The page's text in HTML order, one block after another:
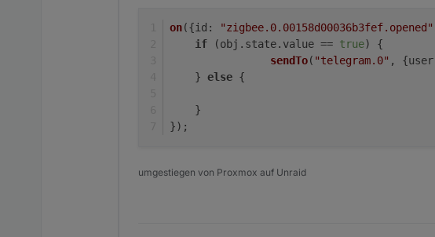
on({id : "zigbee.0.00158d00036b3fef.opened"
if (obj. state. value == true) {
sendTo( "telegram.0" , {user
    }
else {
    }
});
umgestiegen von Proxmox auf Unraid